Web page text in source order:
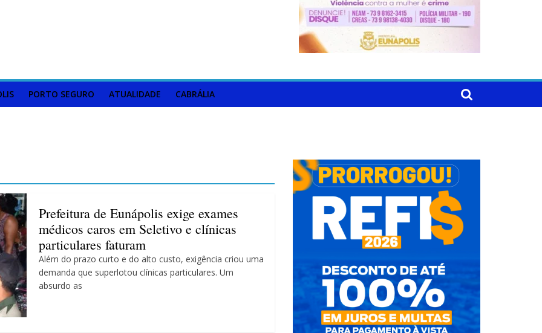
PORTO SEGURO ATUALIDADE CABRÁLIA
Prefeitura de Eunápolis exige exames
médicos caros em Seletivo e clínicas
particulares faturam
Além do prazo curto e do alto custo, exigência criou uma
demanda que superlotou clínicas particulares. Um
absurdo as